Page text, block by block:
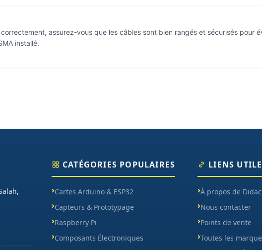
assurez-vous que les câbles sont bien rangés et sécurisés
installé.
CATÉGORIES POPULAIRES
Cartes Arduino & ESP32
Capteurs & Prototypage
Raspberry Pi
Composants Électroniques
LIENS
À propos de
Nous contacter
Points de vente
Toutes les